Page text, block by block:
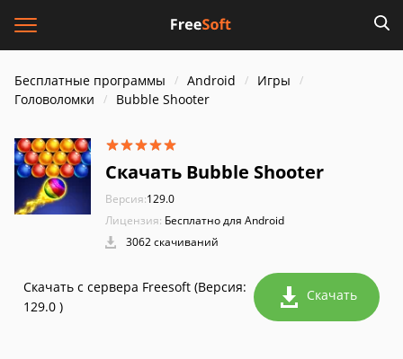
Бесплатные программы Android
Игры
Головоломки
Bubble Shooter
Скачать Bubble Shooter
Версия:129.0
Лицензия: Бесплатно для Android
3062 скачиваний
Скачать с сервера Freesoft (Версия:
129.0 )
Скачать